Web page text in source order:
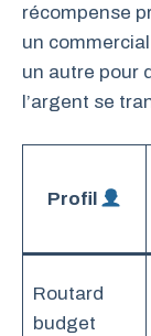
récompense
un
un autre pour
l’argent se
Profil
Routard
budget